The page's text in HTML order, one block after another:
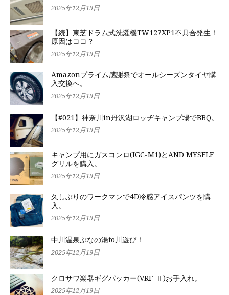
2025年12月19日
【続】東芝ドラム式洗濯機TW127XP1不具合発生！
原因はココ？
2025年12月19日
Amazonプライム感謝祭でオールシーズンタイヤ購
入交換へ。
2025年12月19日
【#021】神奈川in丹沢湖ロッヂキャンプ場でBBQ。
2025年12月19日
キャンプ用にガスコンロ(IGC-M1)とAND MYSELF
グリルを購入。
2025年12月19日
久しぶりのワークマンで4D冷感アイスパンツを購
入。
2025年12月19日
中川温泉ぶなの湯to川遊び！
2025年12月19日
クロサワ楽器ギグパッカー(VRF-Ⅱ)お手入れ。
2025年12月19日